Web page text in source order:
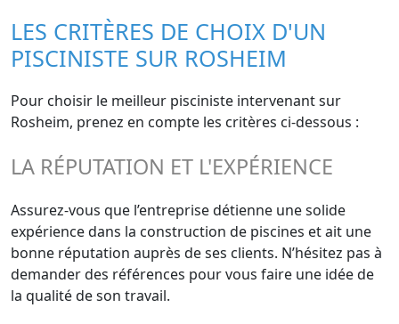
LES CRITÈRES DE CHOIX D'UN
PISCINISTE SUR ROSHEIM
Pour choisir le meilleur pisciniste intervenant sur
Rosheim, prenez en compte les critères ci-dessous :
LA RÉPUTATION ET L'EXPÉRIENCE
Assurez-vous que l’entreprise détienne une solide
expérience dans la construction de piscines et ait une
bonne réputation auprès de ses clients. N’hésitez pas à
demander des références pour vous faire une idée de
la qualité de son travail.